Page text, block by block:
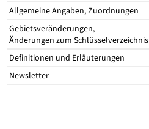
Allgemeine Angaben, Zuordnungen
Gebietsveränderungen,
Änderungen zum Schlüsselverzeichnis
Definitionen und Erläuterungen
Newsletter